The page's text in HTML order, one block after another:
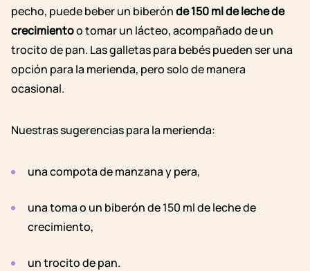
pecho, puede beber un biberónde 150 ml de leche de
crecimientoo tomar un lácteo, acompañado de un
trocito de pan. Las galletas para bebés pueden ser una
opción para la merienda, pero solo de manera
ocasional.
Nuestras sugerencias para la merienda:
una compota de manzana y pera,
una toma o un biberón de 150 ml de leche de
crecimiento,
un trocito de pan.